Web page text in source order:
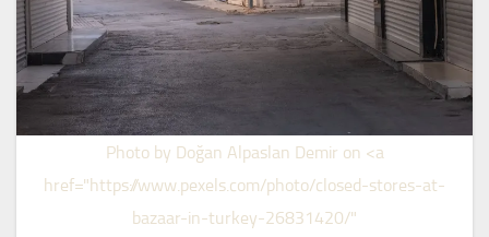
Photo by Doğan Alpaslan Demir on <a
href="https://www.pexels.com/photo/closed-stores-at-
bazaar-in-turkey-26831420/"